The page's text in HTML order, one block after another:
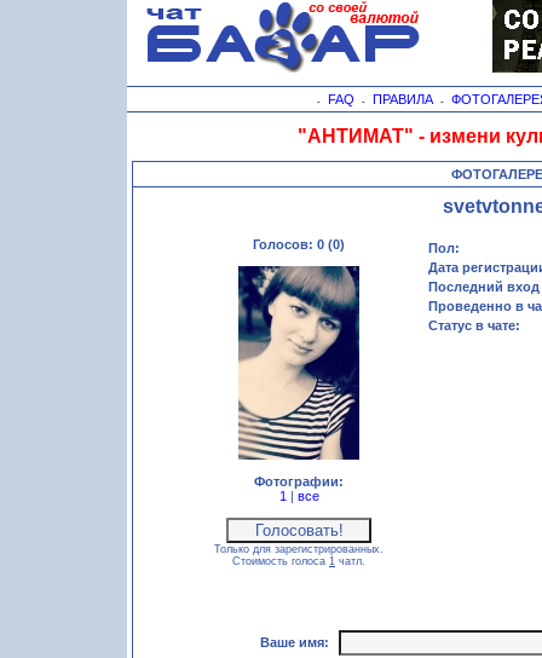
- FAQ - ПРАВИЛА-
"АНТИМАТ" - измени
Голосов: 0 (0)
Фотографии:
1 | все
Только для зарегистрированных.
Стоимость голоса 1 чатл.
Пол:
Дата
Последний вход
Проведенно в
Статус в чате:
Ваше имя: